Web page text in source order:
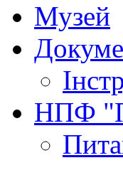
Музей
НПФ